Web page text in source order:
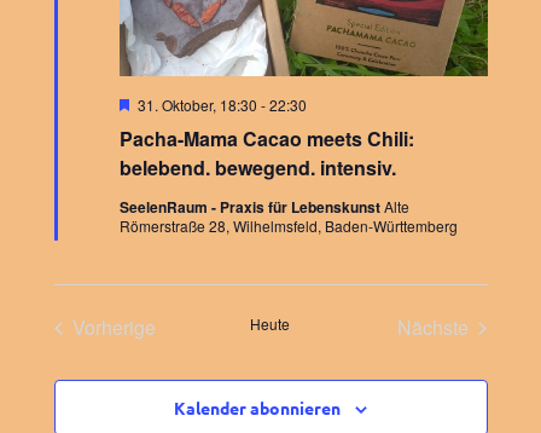
i
h
t
e
n
,
t
i
Pacha-Mama Cacao meets Chili:
belebend. bewegend. intensiv.
H
r
v
o
r
g
e
n
31. Oktober, 18:30 -22:30
SeelenRaum - Praxis für LebenskunstAlte
Römerstraße 28, Wilhelmsfeld, Baden-Württemberg
Vorherige
Heute
Nächste
Kalender abonnieren